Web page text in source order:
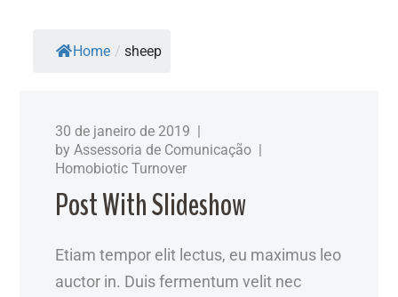
Home / sheep
30 de janeiro de 2019
byAssessoria de Comunicação
Homobiotic Turnover
Post With Slideshow
Etiam tempor elit lectus, eu maximus leo
auctor in. Duis fermentum velit nec